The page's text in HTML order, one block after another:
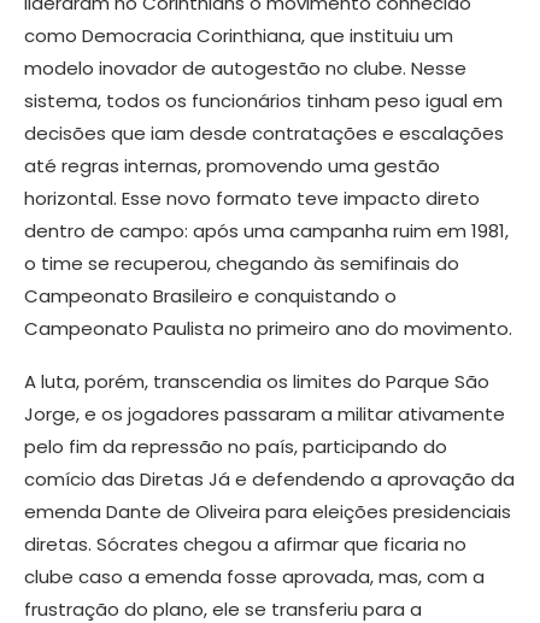
como Democracia Corinthiana, que instituiu um
modelo inovador de autogestão no clube. Nesse
sistema, todos os funcionários tinham peso igual em
decisões que iam desde contratações e escalações
até regras internas, promovendo uma gestão
horizontal. Esse novo formato teve impacto direto
dentro de campo: após uma campanha ruim em 1981,
o time se recuperou, chegando às semifinais do
Campeonato Brasileiro e conquistando o
Campeonato Paulista no primeiro ano do movimento.
A luta, porém, transcendia os limites do Parque São
Jorge, e os jogadores passaram a militar ativamente
pelo fim da repressão no país, participando do
comício das Diretas Já e defendendo a aprovação da
emenda Dante de Oliveira para eleições presidenciais
diretas. Sócrates chegou a afirmar que ficaria no
clube caso a emenda fosse aprovada, mas, com a
frustração do plano, ele se transferiu para a